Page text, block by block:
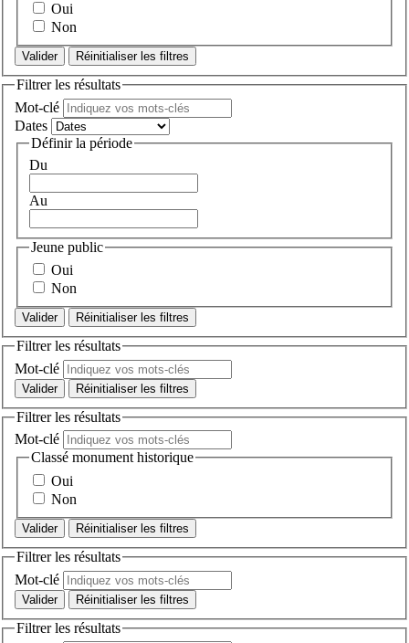
Oui
Non
Réinitialiser les filtres
Filtrer les résultats
Mot-clé
Dates
Définir la période
Du
Au
Jeune public
Oui
Non
Réinitialiser les filtres
Filtrer les résultats
Mot-clé
Réinitialiser les filtres
Filtrer les résultats
Mot-clé
Classé monument historique
Oui
Non
Réinitialiser les filtres
Filtrer les résultats
Mot-clé
Réinitialiser les filtres
Filtrer les résultats